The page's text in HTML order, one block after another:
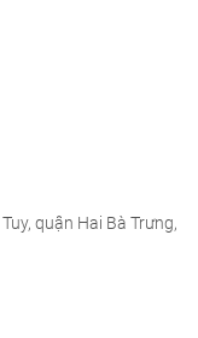
quận Hai Bà Trưng,